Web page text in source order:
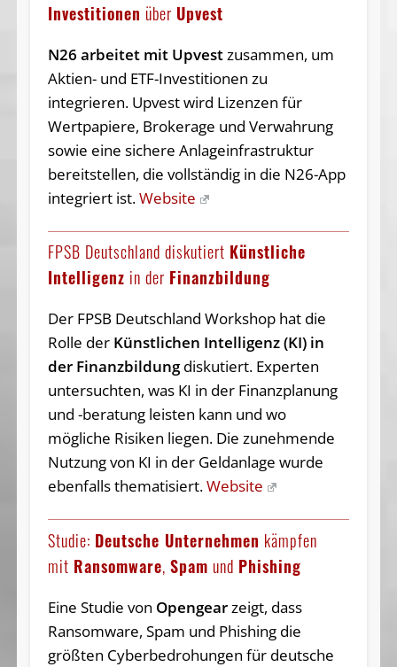
Investitionen über Upvest
N26 arbeitet mit Upvestzusammen, um
Aktien- und ETF-Investitionen zu
integrieren. Upvest wird Lizenzen für
Wertpapiere, Brokerage und Verwahrung
sowie eine sichere Anlageinfrastruktur
bereitstellen, die vollständig in die N26-App
integriert ist.Website
FPSB Deutschland diskutiert Künstliche
Intelligenz in der Finanzbildung
Der FPSB Deutschland Workshop hat die
Rolle der Künstlichen Intelligenz (KI) in
der Finanzbildungdiskutiert. Experten
untersuchten, was KI in der Finanzplanung
und -beratung leisten kann und wo
mögliche Risiken liegen. Die zunehmende
Nutzung von KI in der Geldanlage wurde
ebenfalls thematisiert.Website
Studie: Deutsche Unternehmen kämpfen
mit Ransomware, Spam und Phishing
Eine Studie von Opengearzeigt, dass
Ransomware, Spam und Phishing die
größten Cyberbedrohungen für deutsche